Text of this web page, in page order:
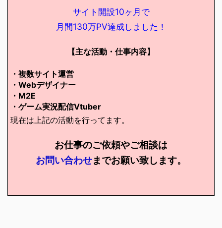
サイト開設10ヶ月で
月間130万PV達成しました！
【主な活動・仕事内容】
・複数サイト運営
・Webデザイナー
・M2E
・ゲーム実況配信Vtuber
現在は上記の活動を行ってます。
お仕事のご依頼やご相談は
お問い合わせまでお願い致します。